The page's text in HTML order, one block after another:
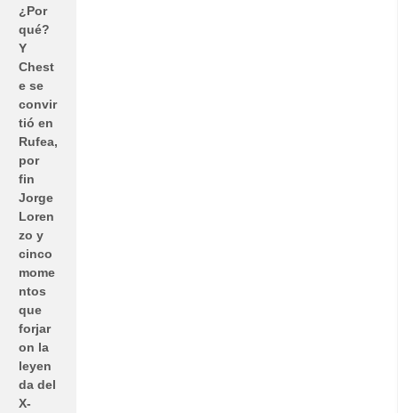
¿Por
qué?
Y
Chest
e se
convir
tió en
Rufea,
por
fin
Jorge
Loren
zo y
cinco
mome
ntos
que
forjar
on la
leyen
da del
X-